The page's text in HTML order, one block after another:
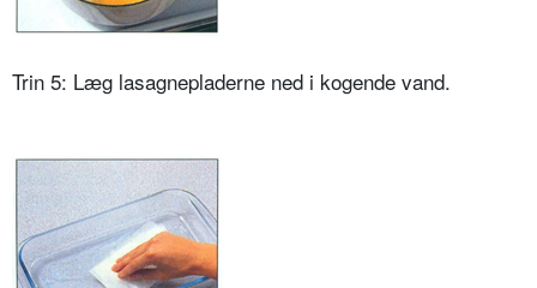
Trin 5: Læg lasagnepladerne ned i kogende vand.